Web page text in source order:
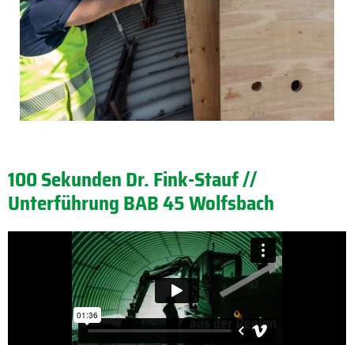
100 Sekunden Dr. Fink-Stauf //
Unterführung BAB 45 Wolfsbach